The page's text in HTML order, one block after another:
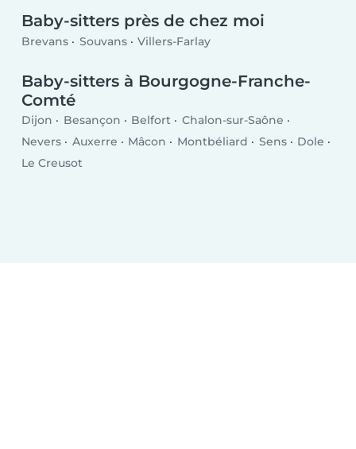
Baby-sitters près de chez moi
Brevans Souvans Villers-Farlay
Baby-sitters à Bourgogne-Franche-
Comté
Dijon Besançon Belfort
Chalon-sur-Saône
Nevers
Auxerre Mâcon Montbéliard Sens
Dole
Le Creusot